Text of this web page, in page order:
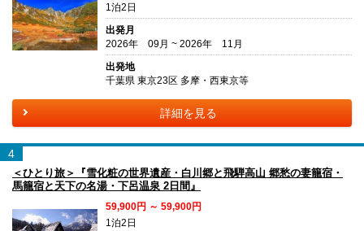
1泊2日
出発月
2026年 09月 ~ 2026年 11月
出発地
千葉県 東京23区 多摩・西東京等
詳細を見る
4
＜ひとり旅＞『雪化粧の世界遺産・白川郷と飛騨高山 郷愁の妻籠宿・
馬籠宿と天下の名湯・下呂温泉 2日間』
59,900円 ～ 59,900円
1泊2日